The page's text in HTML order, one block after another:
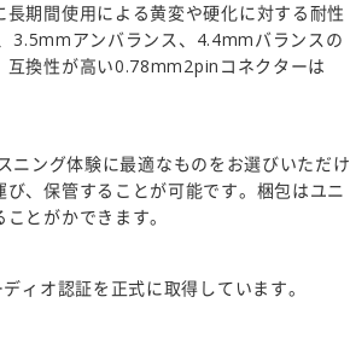
期間使用による黄変や硬化に対する耐性
3.5mmアンバランス、4.4mmバランスの
互換性が高い0.78mm2pinコネクターは
ニング体験に最適なものをお選びいただけ
、保管することが可能です。梱包はユニ
とがかできます。
ィオ認証を正式に取得しています。